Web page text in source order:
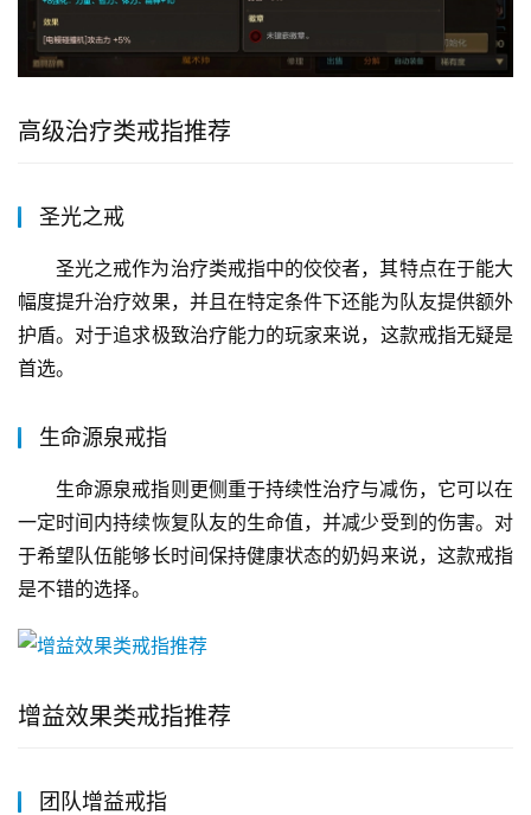
高级治疗类戒指推荐
圣光之戒
圣光之戒作为治疗类戒指中的佼佼者，其特点在于能大
幅度提升治疗效果，并且在特定条件下还能为队友提供额外
护盾。对于追求极致治疗能力的玩家来说，这款戒指无疑是
首选。
生命源泉戒指
生命源泉戒指则更侧重于持续性治疗与减伤，它可以在
一定时间内持续恢复队友的生命值，并减少受到的伤害。对
于希望队伍能够长时间保持健康状态的奶妈来说，这款戒指
是不错的选择。
增益效果类戒指推荐
团队增益戒指